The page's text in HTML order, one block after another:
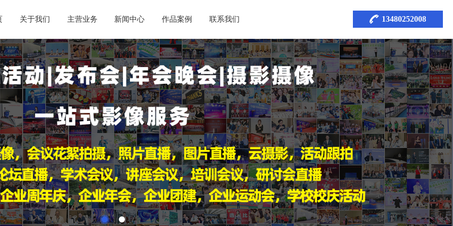
13480252008
关于我们 主营业务 新闻中心 作品案例 联系我们